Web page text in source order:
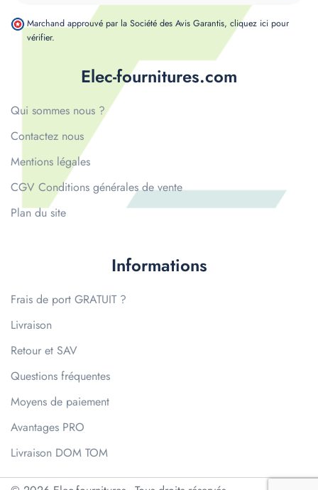
Elec-fournitures.com
Qui sommes nous ?
Contactez nous
Mentions légales
CGV Conditions générales de vente
Plan du site
Informations
Frais de port GRATUIT ?
Livraison
Retour et SAV
Questions fréquentes
Moyens de paiement
Avantages PRO
Livraison DOM TOM
Marchand approuvé par la Société des Avis Garantis, cliquez ici pour
vérifier.